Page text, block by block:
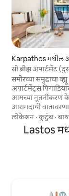
Karpathos मधील
सी ब्रीझ अपार्टमेंट
समोरच्या समुद्राचा
अपार्टमेंट्स
आमच्या नूतनीकरण
आरामदायी
आनंद घ्या आणि
निळा समुद्र आणि
पाणी शिंपडण्याचा
ॲक्सेसिबल असलेल्या
पदार्थांचा वास घ्या
लोकेशन ·कुटुंब·
Lastos